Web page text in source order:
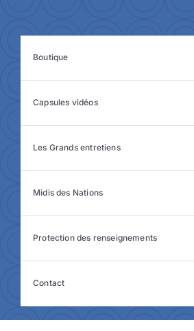
Boutique
Capsules vidéos
Les Grands entretiens
Midis des Nations
Protection des renseignements
Contact